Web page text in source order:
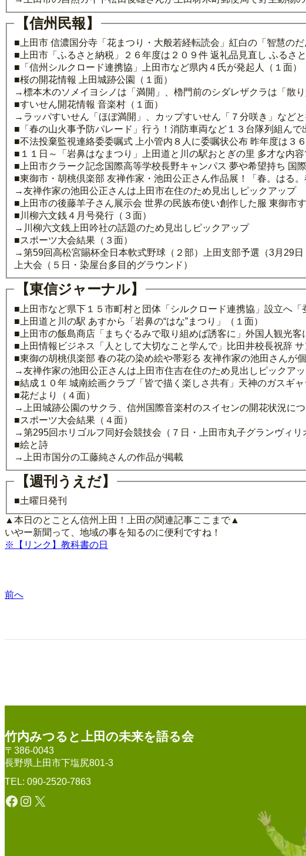
【信州民報】
■上田市 信濃国分寺「花まつり・大般若経転読会」紅白の「智慧のだ
■上田市「ふるさと納税」２６年度は２０９件 返礼品見直し ふるさ
■「信州シルクロード連携協」上田市など県内４氏が発起人（１面）
■桜の開花情報 上田城跡公園（１面）
→標本木のソメイヨシノは「満開」、櫓門前のシダレザクラは「散
■すいせん開花情報 音楽村（１面）
→ラッパすいせん「ほぼ満開」、カップすいせん「７分咲き」など
■「春の山火事予防パレード」行う！消防車両など１３台隊列組んで
■不法投棄監視連絡委委嘱式 上小管内８人に委嘱状公布 昨年度は３
■１１日～「岩鼻はなまつり」上田道と川の駅おとぎの里 多才な内容
■上田市クラーク記念国際高等学校長野キャンパス 夢や希望持ち 国
■東御市・胡桃倶楽部 友禅作家・池田公正さん作品展！「春。はる。
→友禅作家の池田公正さんは上田市在住のため見出しピックアップ
■上田市の後藤羊子さん展示会 世界の民族布使い創作した服 東御市
■川柳六文銭４月号発行（３面）
→川柳六文銭上田吟社の話題のため見出しピックアップ
■スポーツ大会結果（３面）
→第59回高松宮賜杯全日本軟式野球（２部）上田支部予選（3月29
上大会（５日・染屋台多目的グラウンド）
【東信ジャーナル】
■上田市など県下１５市町村と団体「シルクロード連携協」設立へ「
■上田道と川の駅 あすから「岩鼻の“はな”まつり」（１面）
■上田市の飯島商店「まちぐるみで取り組めば誘客に」外国人観光客
■上田情報ビジネス「人として大切なこと学んで」比田井校長祝辞
■東御の胡桃倶楽部 春の花の染め絵や帯彩る 友禅作家の池田さんが個
→友禅作家の池田公正さんは上田市住吉在住のため見出しピックア
■結成１０年 城南絵画クラブ「皆で描く楽しさ共有」天神のガスギャ
■花だより（４面）
→上田城跡公園のサクラ、信州国際音楽村のスイセンの開花状況に
■スポーツ大会結果（４面）
→第295回ホリゴルフ同好会競技会（７日・上田市丸子グランヴィリ
■絵と詩
→上田市国分の工藤純さんの作品が掲載
【週刊うえだ】
■土曜日発刊
▲本日のとことん信州上田！上田の関連記事ここまで▲
いやー新聞って、地域の事を知るのに便利ですね！
※【リンク】教科書の日
前へ
竹内みつると上田の未来を語る会
〒386-0043
長野県上田市下塩尻801-3
TEL: 090-2520-7863
Facebook Instagram X